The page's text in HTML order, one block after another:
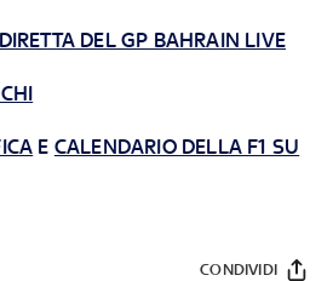
DEL GP BAHRAIN LIVE
E CALENDARIO DELLA F1 SU
CONDIVIDI